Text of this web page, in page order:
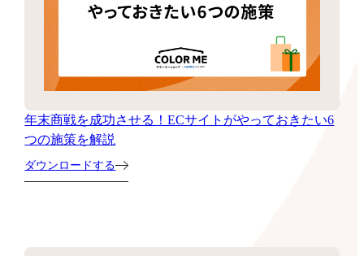
年末商戦を成功させる！ECサイトがやっておきたい6
つの施策を解説
ダウンロードする